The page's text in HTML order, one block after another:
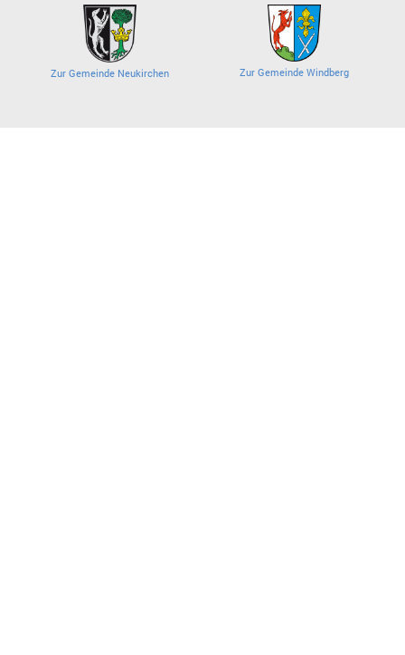
Zur Gemeinde Neukirchen Zur Gemeinde Windberg